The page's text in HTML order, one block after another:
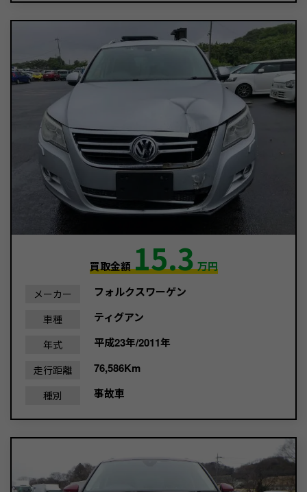
買取金額15.3万円
メーカー フォルクスワーゲン
車種 ティグアン
年式 平成23年/2011年
走行距離 76,586Km
種別 事故車